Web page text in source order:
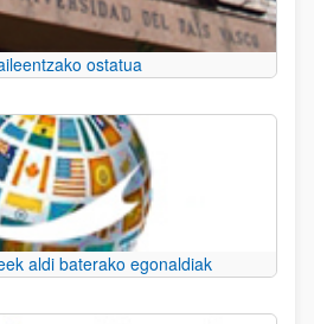
ostatua
aldi baterako egonaldiak